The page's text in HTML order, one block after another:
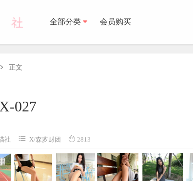
全部分类 会员购买
 正文
027
社  X/森萝财团  2813